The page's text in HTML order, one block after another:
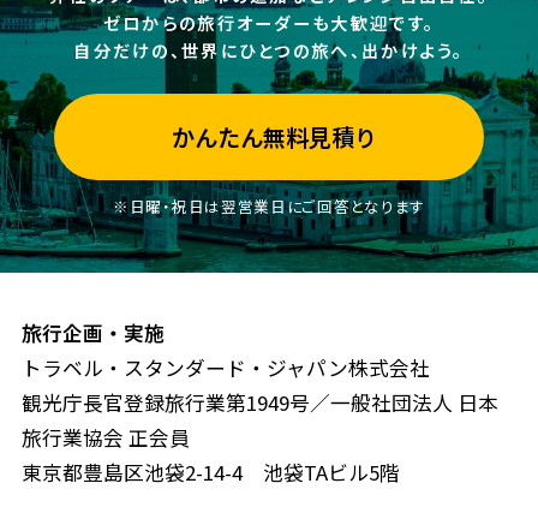
ゼロからの旅行オーダーも大歓迎です。
自分だけの、世界にひとつの旅へ、出かけよう。
かんたん無料見積り
※日曜・祝日は翌営業日にご回答となります
旅行企画・実施
トラベル・スタンダード・ジャパン株式会社
観光庁長官登録旅行業第1949号／一般社団法人 日本
旅行業協会 正会員
東京都豊島区池袋2-14-4 池袋TAビル5階